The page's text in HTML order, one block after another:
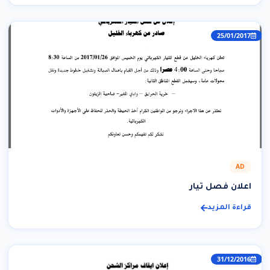
25/01/2017
AD
اعلان فصل تيار
قراءة المزيد
31/12/2016